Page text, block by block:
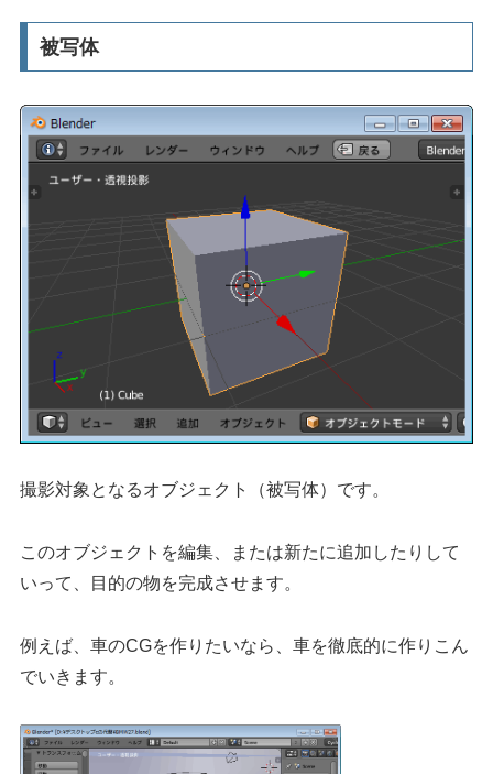
被写体
撮影対象となるオブジェクト（被写体）です。
このオブジェクトを編集、または新たに追加したりして
いって、目的の物を完成させます。
例えば、車のCGを作りたいなら、車を徹底的に作りこん
でいきます。